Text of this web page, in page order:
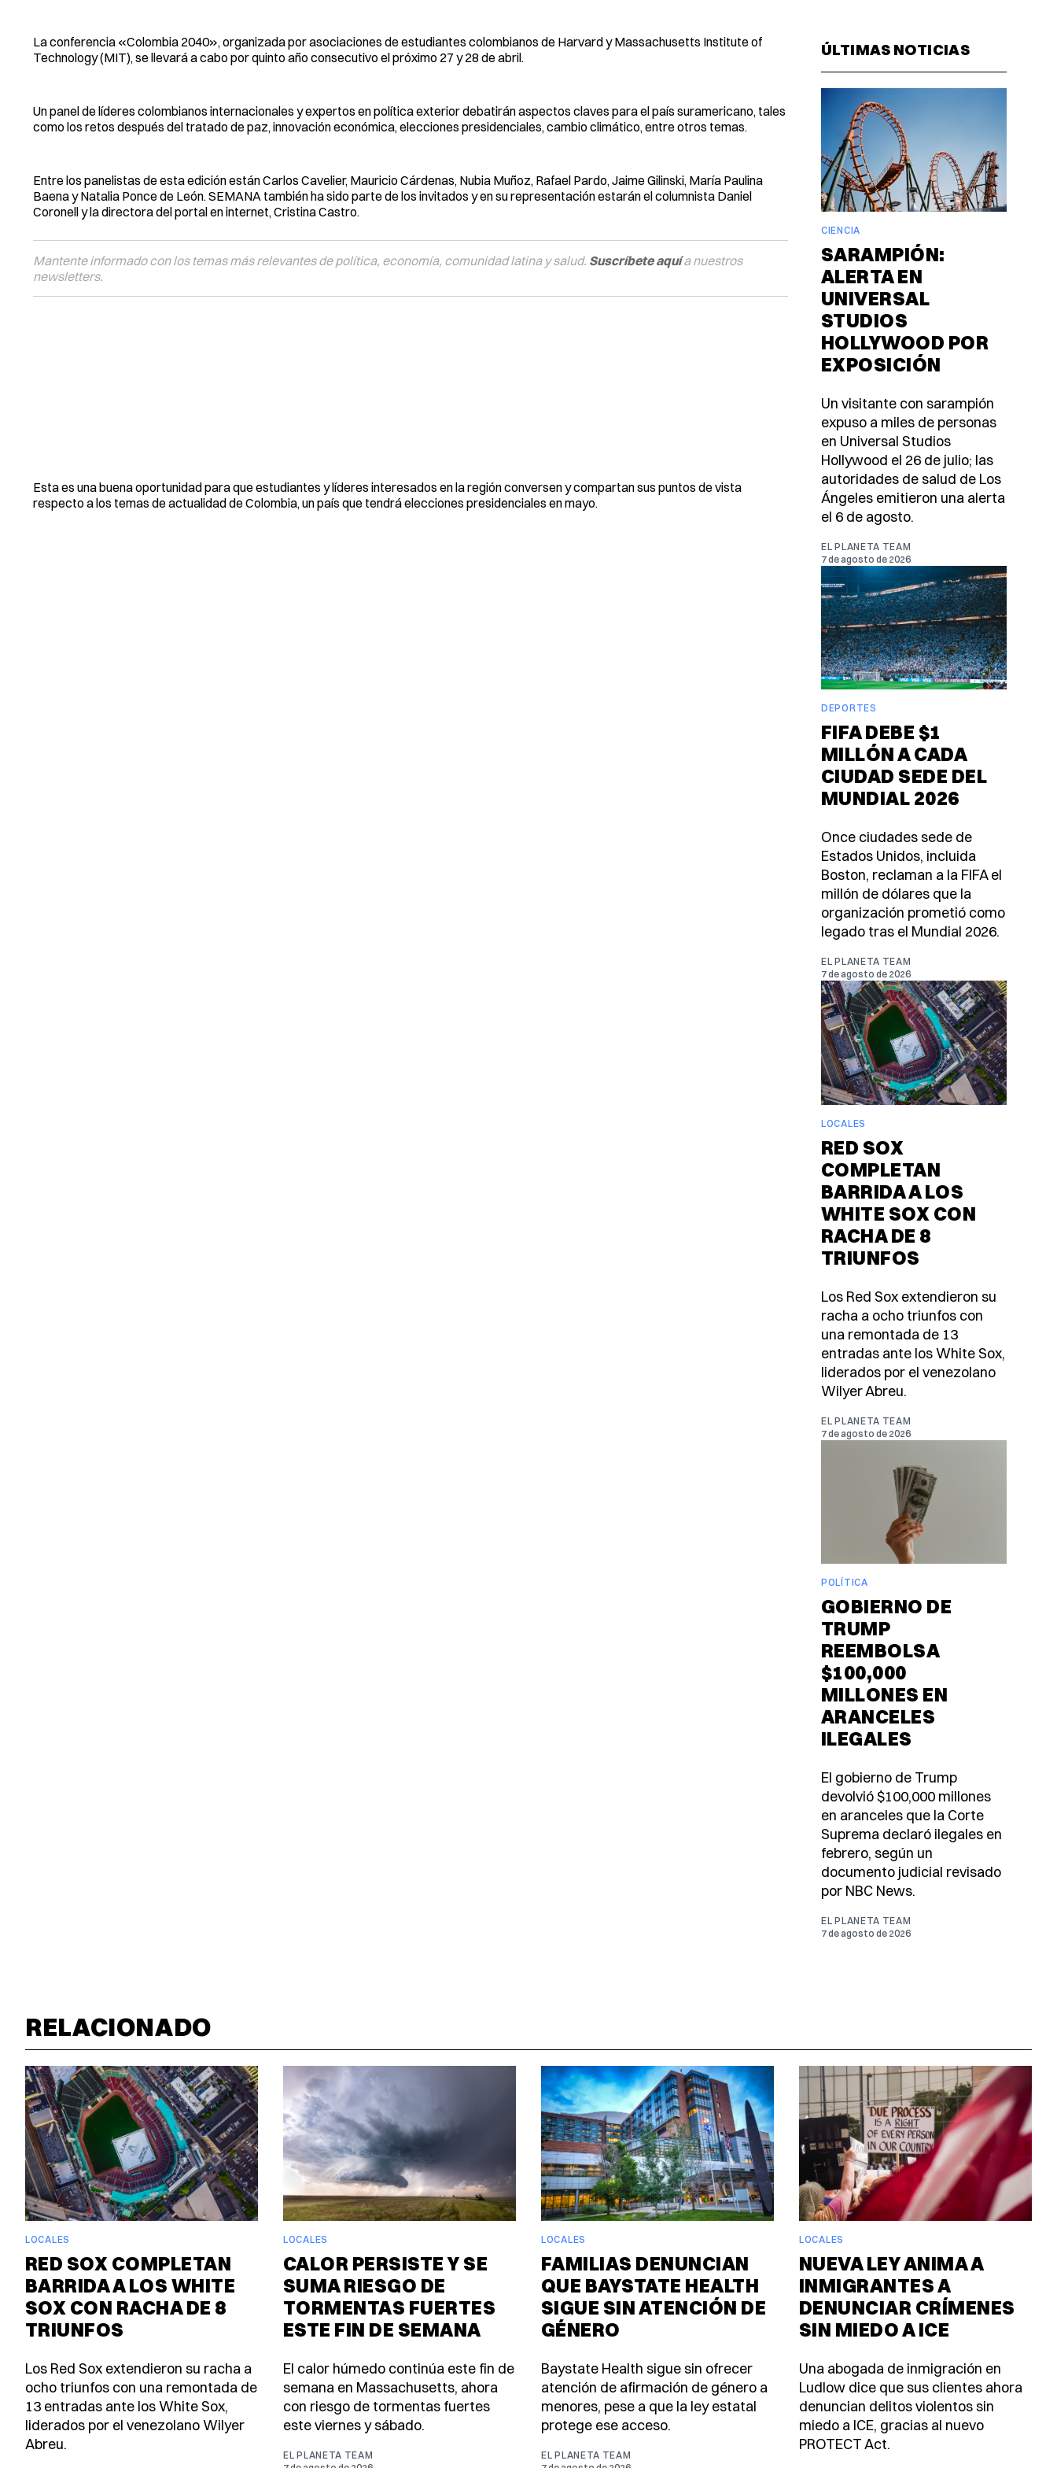
La conferencia «Colombia 2040», organizada por asociaciones de estudiantes colombianos de Harvard y Massachusetts Institute of
Technology (MIT), se llevará a cabo por quinto año consecutivo el próximo 27 y 28 de abril.
Un panel de líderes colombianos internacionales y expertos en política exterior debatirán aspectos claves para el país suramericano, tales
como los retos después del tratado de paz, innovación económica, elecciones presidenciales, cambio climático, entre otros temas.
Entre los panelistas de esta edición están Carlos Cavelier, Mauricio Cárdenas, Nubia Muñoz, Rafael Pardo, Jaime Gilinski, María Paulina
Baena y Natalia Ponce de León. SEMANA también ha sido parte de los invitados y en su representación estarán el columnista Daniel
Coronell y la directora del portal en internet, Cristina Castro.
Mantente informado con los temas más relevantes de política, economía, comunidad latina y salud. Suscríbete aquía nuestros
newsletters.
Esta es una buena oportunidad para que estudiantes y líderes interesados en la región conversen y compartan sus puntos de vista
respecto a los temas de actualidad de Colombia, un país que tendrá elecciones presidenciales en mayo.
ÚLTIMAS NOTICIAS
CIENCIA
SARAMPIÓN:
ALERTA EN
UNIVERSAL
STUDIOS
HOLLYWOOD POR
EXPOSICIÓN
Un visitante con sarampión
expuso a miles de personas
en Universal Studios
Hollywood el 26 de julio; las
autoridades de salud de Los
Ángeles emitieron una alerta
el 6 de agosto.
EL PLANETA TEAM
7 de agosto de 2026
DEPORTES
FIFA DEBE $1
MILLÓN A CADA
CIUDAD SEDE DEL
MUNDIAL 2026
Once ciudades sede de
Estados Unidos, incluida
Boston, reclaman a la FIFA el
millón de dólares que la
organización prometió como
legado tras el Mundial 2026.
EL PLANETA TEAM
7 de agosto de 2026
LOCALES
RED SOX
COMPLETAN
BARRIDA A LOS
WHITE SOX CON
RACHA DE 8
TRIUNFOS
Los Red Sox extendieron su
racha a ocho triunfos con
una remontada de 13
entradas ante los White Sox,
liderados por el venezolano
Wilyer Abreu.
EL PLANETA TEAM
7 de agosto de 2026
POLÍTICA
GOBIERNO DE
TRUMP
REEMBOLSA
$100,000
MILLONES EN
ARANCELES
ILEGALES
El gobierno de Trump
devolvió $100,000 millones
en aranceles que la Corte
Suprema declaró ilegales en
febrero, según un
documento judicial revisado
por NBC News.
EL PLANETA TEAM
7 de agosto de 2026
RELACIONADO
LOCALES
RED SOX COMPLETAN
BARRIDA A LOS WHITE
SOX CON RACHA DE 8
TRIUNFOS
Los Red Sox extendieron su racha a
ocho triunfos con una remontada de
13 entradas ante los White Sox,
liderados por el venezolano Wilyer
Abreu.
LOCALES
CALOR PERSISTE Y SE
SUMA RIESGO DE
TORMENTAS FUERTES
ESTE FIN DE SEMANA
El calor húmedo continúa este fin de
semana en Massachusetts, ahora
con riesgo de tormentas fuertes
este viernes y sábado.
EL PLANETA TEAM
LOCALES
FAMILIAS DENUNCIAN
QUE BAYSTATE HEALTH
SIGUE SIN ATENCIÓN DE
GÉNERO
Baystate Health sigue sin ofrecer
atención de afirmación de género a
menores, pese a que la ley estatal
protege ese acceso.
EL PLANETA TEAM
LOCALES
NUEVA LEY ANIMA A
INMIGRANTES A
DENUNCIAR CRÍMENES
SIN MIEDO A ICE
Una abogada de inmigración en
Ludlow dice que sus clientes ahora
denuncian delitos violentos sin
miedo a ICE, gracias al nuevo
PROTECT Act.